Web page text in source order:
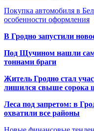
Покупка автомобиля в
особенности оформления
В Гродно запустили
Под Щучином нашли
тоннами браги
Житель Гродно стал
лишился свыше сорока
Леса под запретом: в
охватили все районы